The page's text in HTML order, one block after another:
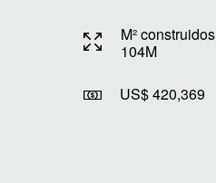
M² construidos
104M
US$ 420,369